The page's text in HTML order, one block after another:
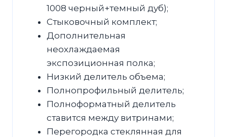
1008 черный+темный дуб);
Стыковочный комплект;
Дополнительная
неохлаждаемая
экспозиционная полка;
Низкий делитель объема;
Полнопрофильный делитель;
Полноформатный делитель
ставится между витринами;
Перегородка стеклянная для